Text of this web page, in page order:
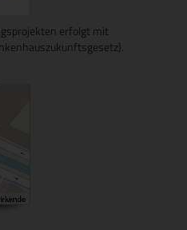
erfolgt mit